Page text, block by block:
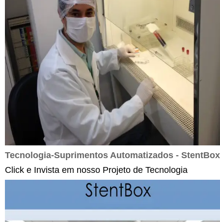
Tecnologia-Suprimentos Automatizados - StentBox
Click e Invista em nosso Projeto de Tecnologia